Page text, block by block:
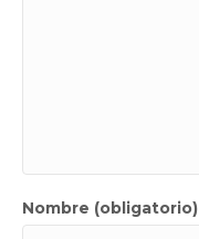
Nombre (obligatorio)